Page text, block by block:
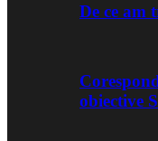
De ce am
obiective